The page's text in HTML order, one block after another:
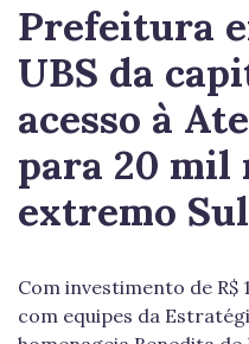
Prefeitura
UBS da
acesso à
para 20 mil
extremo Sul
Com investimento de R$
com equipes da